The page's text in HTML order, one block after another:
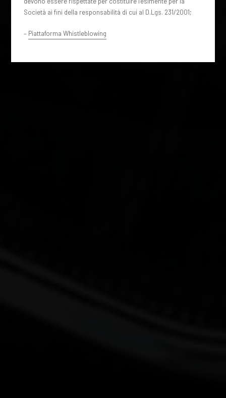
Società ai fini della responsabilità di cui al D.Lgs. 231/2001;
– Piattaforma Whistleblowing